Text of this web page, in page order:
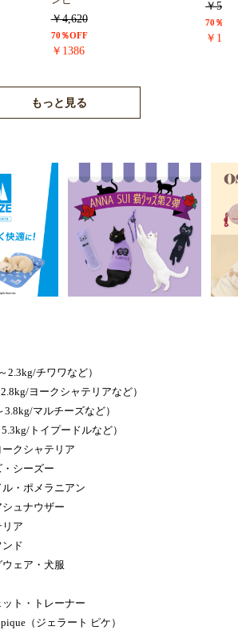
￥4,620
70％OFF
￥1386
￥
70％
￥
もっと見る
2.3kg/チワワなど）
ヨークシャテリアなど）
3.8kg/マルチーズなど）
トイプードルなど）
クシャテリア
シーズー
ル・ポメラニアン
シュナウザー
ア
ンド
ウェア・犬服
ット・トレーナー
（ジェラート ピケ）